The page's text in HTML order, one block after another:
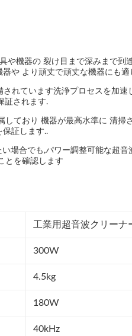
や機器の 裂け目まで深みまで
や より頑丈で頑丈な機器にも適
れています洗浄プロセスを加
証されます.
ており 機器が最高水準に 清
証します..
場合でも,パワー調整可能な超
とを確認します
工業用超音波クリーナ
300W
4.5kg
180W
40kHz